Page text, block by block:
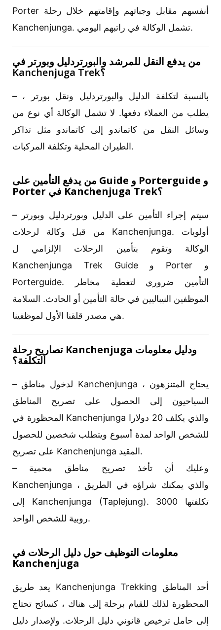
Porter أنفسهم مقابل وجباتهم وإقامتهم خلال رحلة
Kanchenjunga. تشمل الوكالة في راتبهم اليومي.
من يدفع النقل للمرشد والبورتردليل وبورتر في
Kanchenjuga Trek؟
– بالنسبة لتكلفة الدليل والبورتردليل ونقل بورتر ،
يطلب من العملاء دفعها. لا تشمل الوكالة أي نوع من
وسائل النقل من كاتماندو إلى كاتماندو مثل تذاكر
الطيران المحلية وتكلفة المركبات.
من يدفع التأمين على Guide و Porterguide و
Porter في Kanchenjuga Trek؟
– سيتم إجراء التأمين على الدليل وبورتردليل وبورتر
من قبل وكالة لرحلات Kanchenjunga. أولويات
الوكالة وتقوم بتأمين الرحلات الإلزامي ل
Kanchenjunga Trek Guide و Porter و
Porterguide. التأمين ضروري لتغطية مخاطر
الموظفين النيباليين في حالة التأمين أو الحادث. السلامة
هي مصدر قلقنا الأول لموظفينا.
تصاريح رحلة Kanchenjuga ودليل معلومات
التكلفة؟
– لدخول مناطق Kanchenjunga ، يحتاج المتنزهون
السياحيون إلى الحصول على تصريح المناطق
المحظورة في Kanchenjunga والذي يكلف 20 دولارا
للشخص الواحد لمدة أسبوع ويتطلب شخصين للحصول
على تصريح Kanchenjunga المقيد.
– وعليك أن تأخذ تصريح مناطق محمية
Kanchenjunga ، والذي يمكنك شراؤه في الطريق
إلى Kanchenjunga (Taplejung). تكلفتها 3000
روبية للشخص الواحد.
معلومات التوظيف حول دليل الرحلات في
Kanchenjuga
يعد طريق Kanchenjunga Trekking أحد المناطق
المحظورة لذلك للقيام برحلة إلى هناك ، كسائح تحتاج
إلى حامل ترخيص قانوني دليل الرحلات. ولإصدار دليل